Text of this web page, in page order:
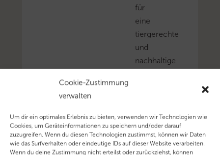
Cookie-Zustimmung
verwalten
Um dir ein optimales Erlebnis zu bieten, verwenden wir Technologien wie
Cookies, um Geräteinformationen zu speichern und/oder darauf
zuzugreifen. Wenn du diesen Technologien zustimmst, können wir Daten
wie das Surfverhalten oder eindeutige IDs auf dieser Website verarbeiten.
Wenn du deine Zustimmung nicht erteilst oder zurückziehst, können
für
eine
tiergerechte
und
nachhaltige
eine
§
24